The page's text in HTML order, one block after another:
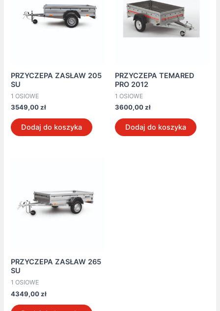
PRZYCZEPA ZASŁAW 205
SU
1 OSIOWE
3549,00zł
Dodaj do koszyka
PRZYCZEPA TEMARED
PRO 2012
1 OSIOWE
3600,00zł
Dodaj do koszyka
PRZYCZEPA ZASŁAW 265
SU
1 OSIOWE
4349,00zł